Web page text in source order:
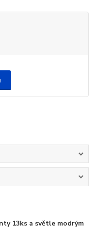
13ks a světle modrým